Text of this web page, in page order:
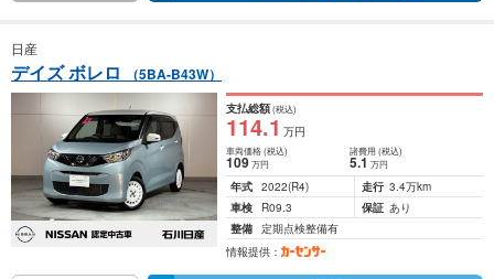
日産
デイズ ボレロ （5BA-B43W）
支払総額(税込)
114.1 万円
車両価格(税込)
109万円
諸費用 (税込)
5.1 万円
年式 2022(R4) 走行 3.4万km
車検
R09.3 保証 あり
整備 定期点検整備有
情報提供：